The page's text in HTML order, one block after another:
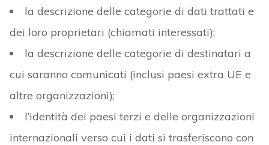
la descrizione delle categorie di dati trattati e
dei loro proprietari (chiamati interessati);
la descrizione delle categorie di destinatari a
cui saranno comunicati (inclusi paesi extra UE e
altre organizzazioni);
l’identità dei paesi terzi e delle organizzazioni
internazionali verso cui i dati si trasferiscono con